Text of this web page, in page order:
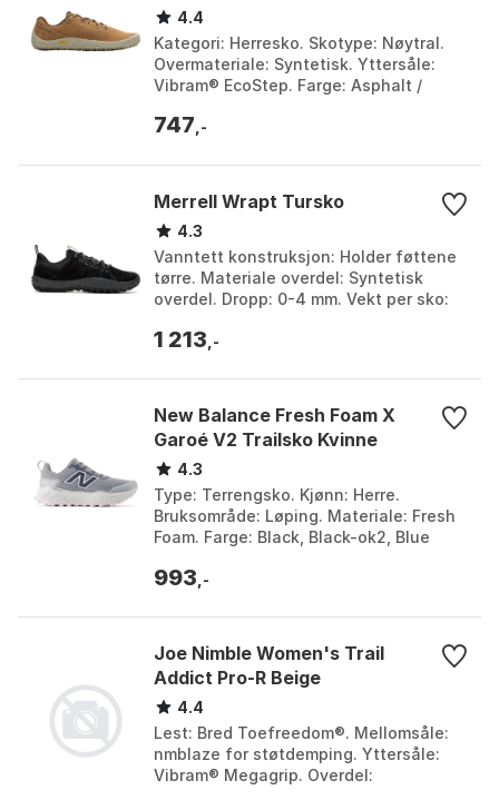
4.4
Kategori: Herresko. Skotype: Nøytral.
Overmateriale: Syntetisk. Yttersåle:
Vibram® EcoStep. Farge: Asphalt /
brown, Eggshel...
747 ,-
Merrell Wrapt Tursko
4.3
Vanntett konstruksjon: Holder føttene
tørre. Materiale overdel: Syntetisk
overdel. Dropp: 0-4 mm. Vekt per sko:
Black /...
1 213 ,-
New Balance Fresh Foam X
Garoé V2 Trailsko Kvinne
4.3
Type: Terrengsko. Kjønn: Herre.
Bruksområde: Løping. Materiale: Fresh
Foam. Farge: Black, Black-ok2, Blue
taupe, Grey matter,...
993 ,-
Joe Nimble Women's Trail
Addict Pro-R Beige
4.4
Lest: Bred Toefreedom®. Mellomsåle:
nmblaze for støtdemping. Yttersåle:
Vibram® Megagrip. Overdel: